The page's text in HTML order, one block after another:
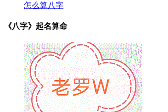
怎么算八字
《八字》起名算命